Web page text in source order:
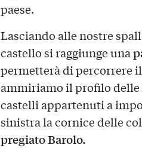
paese.
Lasciando alle nostre
castello si raggiunge una
permetterà di percorrere
ammiriamo il profilo delle
castelli appartenuti a
sinistra la cornice delle
pregiato Barolo.